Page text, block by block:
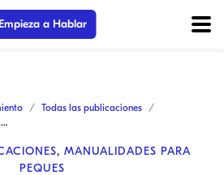
Empieza a Hablar
Todas las publicaciones
Juegos para aprender los colores - 5 actividades divertidas para niños
, MANUALIDADES PARA
PEQUES